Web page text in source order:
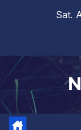
Sat.